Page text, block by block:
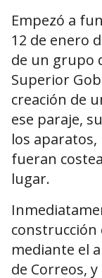
Empezó a
12 de enero
de un grupo
Superior
creación de
ese paraje,
los aparatos,
fueran
lugar.
construcción
mediante el
de Correos,